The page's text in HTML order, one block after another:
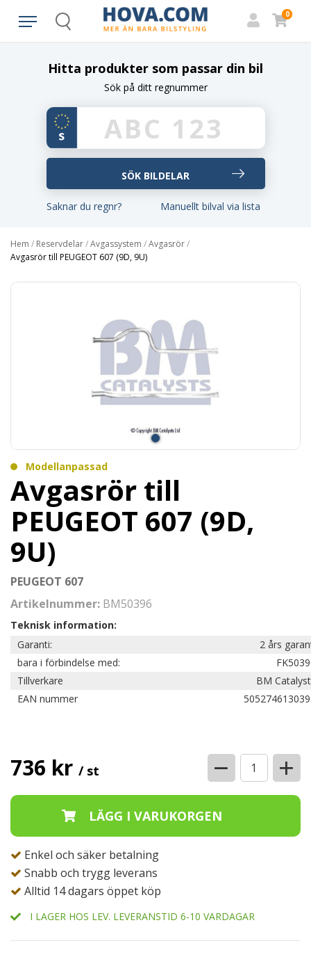
Search
0
Hitta produkter som passar din bil
Sök på ditt regnummer
Saknar du regnr? Manuellt bilval via lista
Hem / Reservdelar/Avgassystem /Avgasrör/
Avgasrör till PEUGEOT 607 (9D, 9U)
Modellanpassad
Avgasrör till
PEUGEOT 607 (9D,
9U)
PEUGEOT 607
Artikelnummer: BM50396
Teknisk information:
Garanti:
2 års
bara i förbindelse med:
Tillverkare
BM
EAN nummer
736 kr / st − +
Enkel och säker betalning
Snabb och trygg leverans
Alltid 14 dagars öppet köp
I LAGER HOS LEV. LEVERANSTID 6-10 VARDAGAR